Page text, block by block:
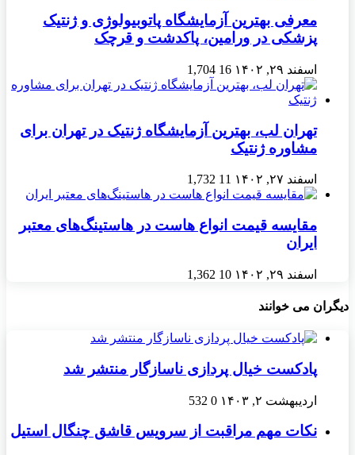
معرفی بهترین آزمایشگاه پاتوبیولوژی و ژنتیک
پزشکی در ورامین، پاکدشت و قرچک
اسفند ۲۹, ۱۴۰۲ 16
1,704
تهران لب، بهترین آزمایشگاه ژنتیک در تهران برای
مشاوره ژنتیک
اسفند ۲۷, ۱۴۰۲ 11
1,732
مقایسه قیمت انواع هاست در هاستینگ‌های معتبر
ایران
اسفند ۲۹, ۱۴۰۲ 10
1,362
دیگران می خوانند
پادکست خیال پردازی ناسازگار منتشر شد
اردیبهشت ۲, ۱۴۰۳ 0
532
نکات مهم مراقبت از سرویس قاشق چنگال استیل